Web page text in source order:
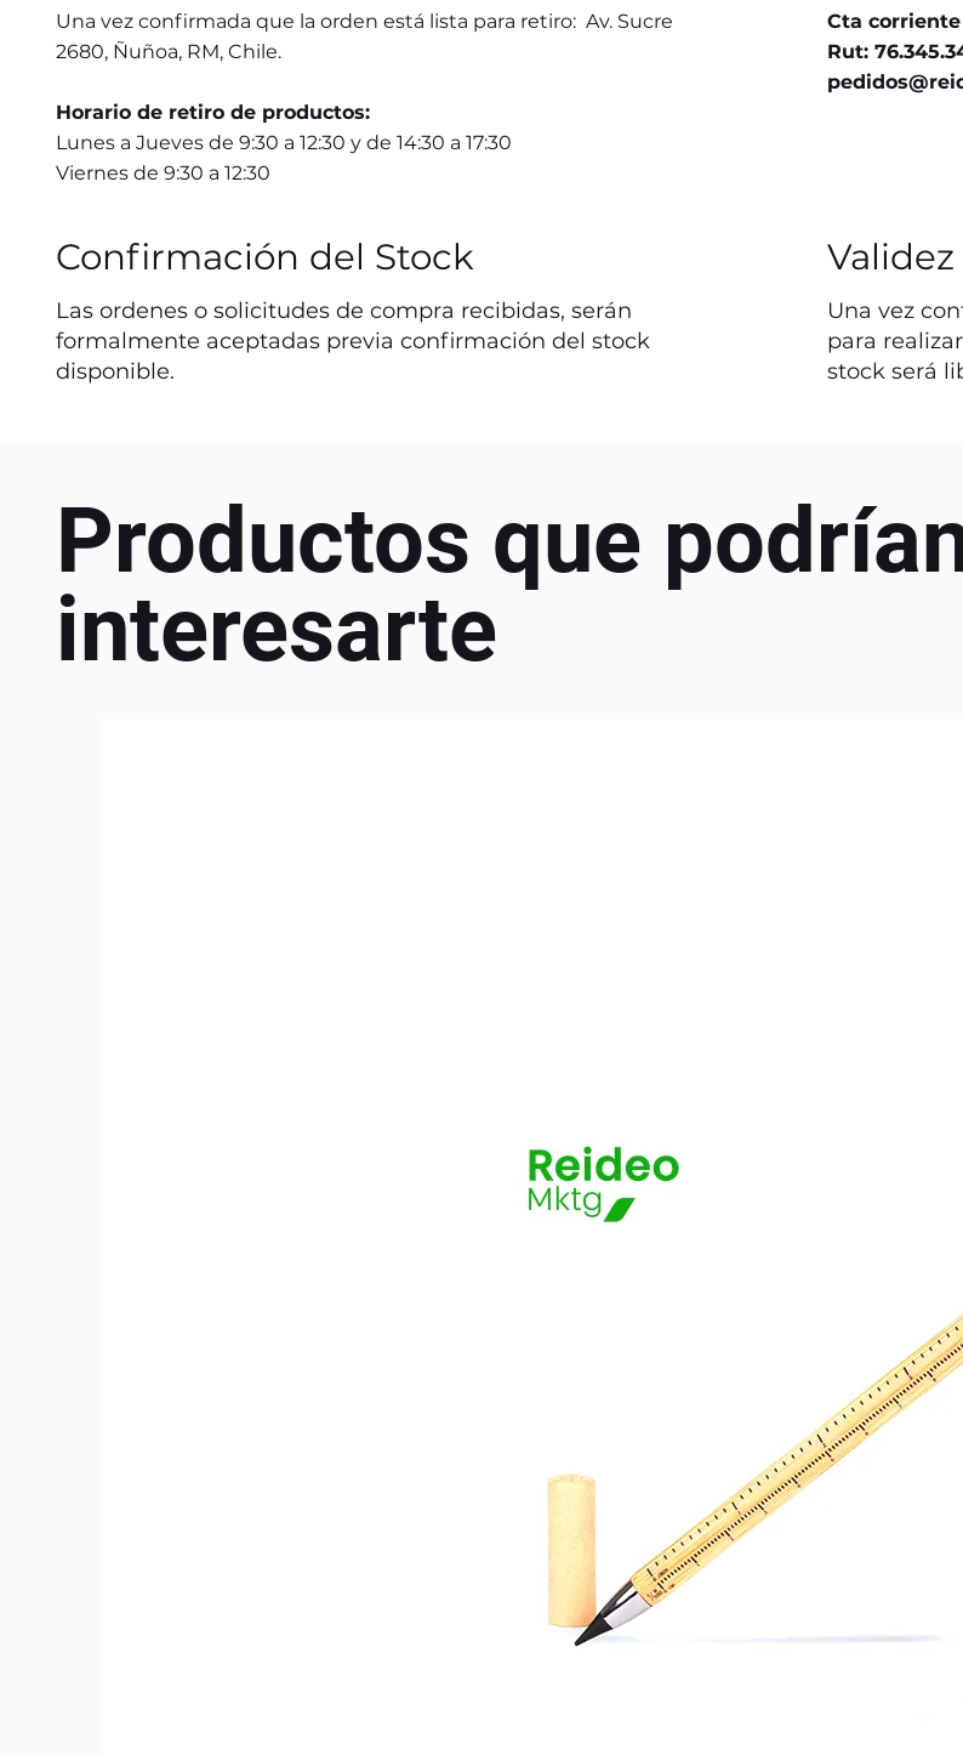
Una vez confirmada que la orden está lista para retiro: Av. Sucre
2680, Ñuñoa, RM, Chile.
Horario de retiro de productos:
Lunes a Jueves de 9:30 a 12:30 y de 14:30 a 17:30
Viernes de 9:30 a 12:30
Cta corriente
Rut:
Confirmación del Stock
Las ordenes o solicitudes de compra recibidas, serán
formalmente aceptadas previa confirmación del stock
disponible.
Una vez
para
stock será
Productos que
interesarte